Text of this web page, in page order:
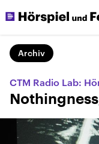
Archiv
CTM Radio Lab: